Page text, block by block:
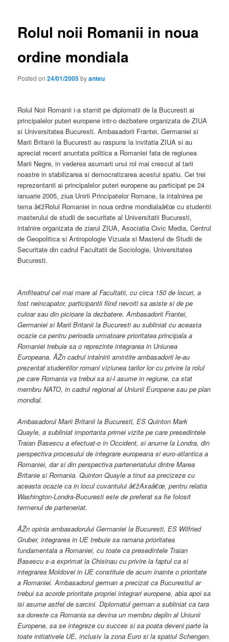
Rolul noii Romanii in noua
ordine mondiala
Posted on24/01/2005byanteu
Rolul Noii Romanii i-a starnit pe diplomatii de la Bucuresti ai
principalelor puteri europene intr-o dezbatere organizata de ZIUA
si Universitatea Bucuresti. Ambasadorii Frantei, Germaniei si
Marii Britanii la Bucuresti au raspuns la invitatia ZIUA si au
apreciat recent anuntata politica a Romaniei fata de regiunea
Marii Negre, in vederea asumarii unui rol mai crescut al tarii
noastre in stabilizarea si democratizarea acestui spatiu. Cei trei
reprezentanti ai principalelor puteri europene au participat pe 24
ianuarie 2005, ziua Unirii Principatelor Romane, la intalnirea pe
tema â€žRolul Romaniei in noua ordine mondialaâ€œ cu studentii
masterului de studii de securitate al Universitatii Bucuresti,
intalnire organizata de ziarul ZIUA, Asociatia Civic Media, Centrul
de Geopolitica si Antropologie Vizuala si Masterul de Studii de
Securitate din cadrul Facultatii de Sociologie, Universitatea
Bucuresti.
Amfiteatrul cel mai mare al Facultatii, cu circa 150 de locuri, a
fost neincapator, participantii fiind nevoiti sa asiste si de pe
culoar sau din picioare la dezbatere. Ambasadorii Frantei,
Germaniei si Marii Britanii la Bucuresti au subliniat cu aceasta
ocazie ca pentru perioada urmatoare prioritatea principala a
Romaniei trebuie sa o reprezinte integrarea in Uniunea
Europeana. ÃŽn cadrul intalnirii amintite ambasadorii le-au
prezentat studentilor romani viziunea tarilor lor cu privire la rolul
pe care Romania va trebui sa si-l asume in regiune, ca stat
membru NATO, in cadrul regional al Uniunii Europene sau pe plan
mondial.
Ambasadorul Marii Britanii la Bucuresti, ES Quinton Mark
Quayle, a subliniat importanta primei vizite pe care presedintele
Traian Basescu a efectuat-o in Occident, si anume la Londra, din
perspectiva procesului de integrare europeana si euro-atlantica a
Romaniei, dar si din perspectiva parteneriatului dintre Marea
Britanie si Romania. Quinton Quayle a tinut sa precizeze cu
aceasta ocazie ca in locul cuvantului â€žAxaâ€œ, pentru relatia
Washington-Londra-Bucuresti este de preferat sa fie folosit
termenul de parteneriat.
ÃŽn opinia ambasadorului Germaniei la Bucuresti, ES Wilfried
Gruber, integrarea in UE trebuie sa ramana prioritatea
fundamentala a Romaniei, cu toate ca presedintele Traian
Basescu s-a exprimat la Chisinau cu privire la faptul ca si
integrarea Moldovei in UE constituie de acum inainte o prioritate
a Romaniei. Ambasadorul german a precizat ca Bucurestiul ar
trebui sa acorde prioritate propriei integrari europene, abia apoi sa
isi asume astfel de sarcini. Diplomatul german a subliniat ca tara
sa doreste ca Romania sa devina un membru deplin al Uniunii
Europene, sa se integreze cu succes si sa poata deveni parte la
toate initiativele UE, inclusiv la zona Euro si la spatiul Schengen.